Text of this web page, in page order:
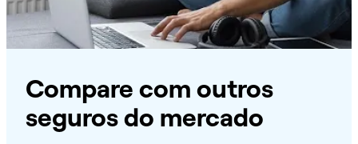
Compare com outros
seguros do mercado